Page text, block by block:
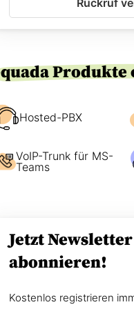
e
n
r
S
e
?
-
E
i
e
d
Rückruf
Produkte
Hosted-PBX
VoIP-Trunk für MS-
Teams
Jetzt Newsletter
abonnieren!
Kostenlos registrieren